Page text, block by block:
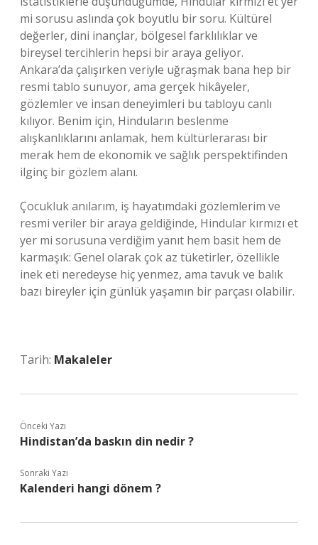
mi sorusu aslında çok boyutlu bir soru. Kültürel
değerler, dini inançlar, bölgesel farklılıklar ve
bireysel tercihlerin hepsi bir araya geliyor.
Ankara’da çalışırken veriyle uğraşmak bana hep bir
resmi tablo sunuyor, ama gerçek hikâyeler,
gözlemler ve insan deneyimleri bu tabloyu canlı
kılıyor. Benim için, Hinduların beslenme
alışkanlıklarını anlamak, hem kültürlerarası bir
merak hem de ekonomik ve sağlık perspektifinden
ilginç bir gözlem alanı.
Çocukluk anılarım, iş hayatımdaki gözlemlerim ve
resmi veriler bir araya geldiğinde, Hindular kırmızı et
yer mi sorusuna verdiğim yanıt hem basit hem de
karmaşık: Genel olarak çok az tüketirler, özellikle
inek eti neredeyse hiç yenmez, ama tavuk ve balık
bazı bireyler için günlük yaşamın bir parçası olabilir.
Tarih: Makaleler
Önceki Yazı
Hindistan’da baskın din nedir ?
Sonraki Yazı
Kalenderi hangi dönem ?